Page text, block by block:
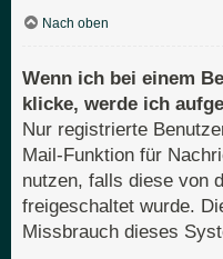
Nach oben
Wenn ich bei einem
klicke, werde ich
Nur registrierte
Mail-Funktion für
nutzen, falls diese von
freigeschaltet wurde.
Missbrauch dieses